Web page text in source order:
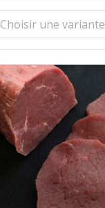
Choisir une variante